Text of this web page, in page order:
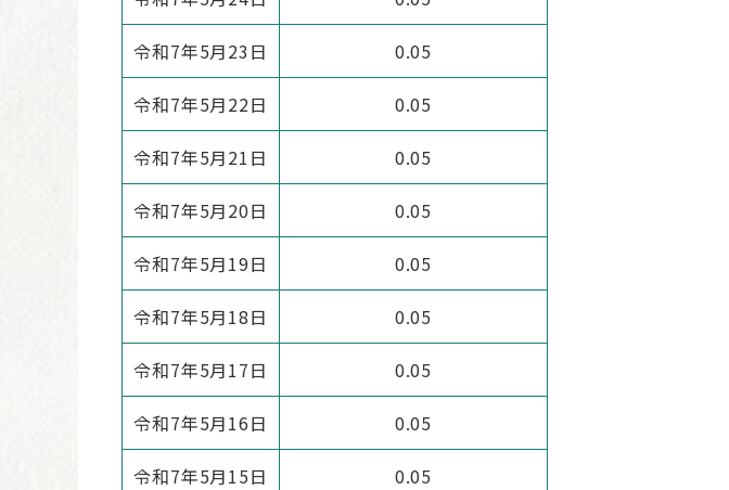
令和7年5月23日 0.05
令和7年5月22日 0.05
令和7年5月21日 0.05
令和7年5月20日 0.05
令和7年5月19日 0.05
令和7年5月18日 0.05
令和7年5月17日 0.05
令和7年5月16日 0.05
令和7年5月15日 0.05